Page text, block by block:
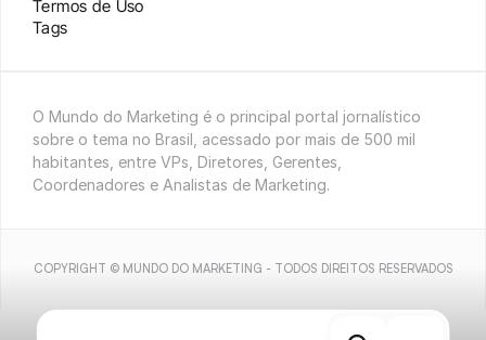
Termos de Uso
Tags
O Mundo do Marketing é o principal portal jornalístico
sobre o tema no Brasil, acessado por mais de 500 mil
habitantes, entre VPs, Diretores, Gerentes,
Coordenadores e Analistas de Marketing.
COPYRIGHT © MUNDO DO MARKETING - TODOS DIREITOS RESERVADOS